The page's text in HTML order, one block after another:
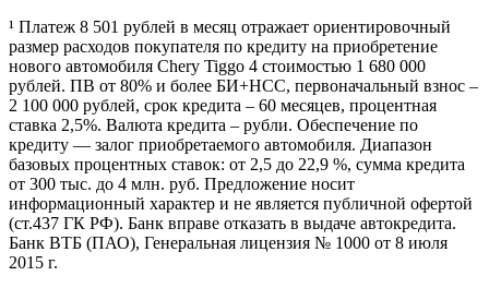
¹ Платеж 8 501 рублей в месяц отражает ориентировочный
размер расходов покупателя по кредиту на приобретение
нового автомобиля Chery Tiggo 4 стоимостью 1 680 000
рублей. ПВ от 80% и более БИ+НСС, первоначальный взнос –
2 100 000 рублей, срок кредита – 60 месяцев, процентная
ставка 2,5%. Валюта кредита – рубли. Обеспечение по
кредиту — залог приобретаемого автомобиля. Диапазон
базовых процентных ставок: от 2,5 до 22,9 %, сумма кредита
от 300 тыс. до 4 млн. руб. Предложение носит
информационный характер и не является публичной офертой
(ст.437 ГК РФ). Банк вправе отказать в выдаче автокредита.
Банк ВТБ (ПАО), Генеральная лицензия № 1000 от 8 июля
2015 г.